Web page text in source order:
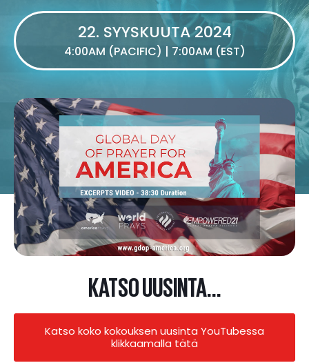
22. SYYSKUUTA 2024
4:00AM (PACIFIC) | 7:00AM (EST)
KATSO UUSINTA...
Katso koko kokouksen uusinta YouTubessa
klikkaamalla tätä